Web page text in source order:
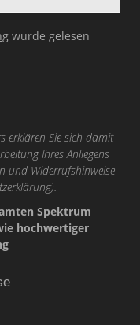
wurde gelesen
erklären Sie sich damit
Ihres Anliegens
und Widerrufshinweise
).
Spektrum
hochwertiger